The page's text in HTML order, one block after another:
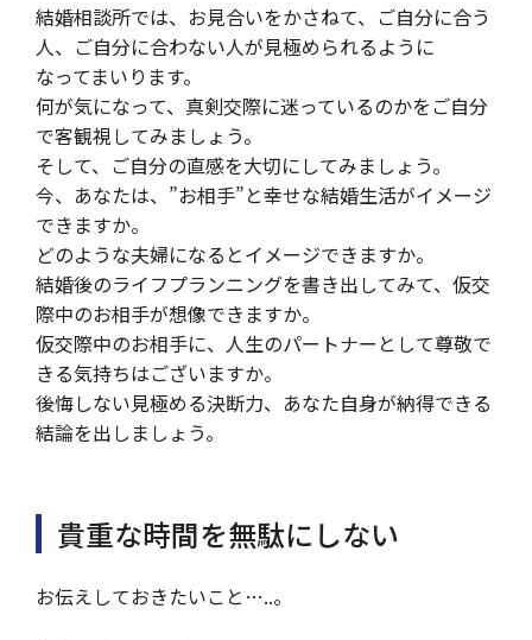
結婚相談所では、お見合いをかさねて、ご自分に合う
人、ご自分に合わない人が見極められるように
なってまいります。
何が気になって、真剣交際に迷っているのかをご自分
で客観視してみましょう。
そして、ご自分の直感を大切にしてみましょう。
今、あなたは、”お相手”と幸せな結婚生活がイメージ
できますか。
どのような夫婦になるとイメージできますか。
結婚後のライフプランニングを書き出してみて、仮交
際中のお相手が想像できますか。
仮交際中のお相手に、人生のパートナーとして尊敬で
きる気持ちはございますか。
後悔しない見極める決断力、あなた自身が納得できる
結論を出しましょう。
貴重な時間を無駄にしない
お伝えしておきたいこと…..。